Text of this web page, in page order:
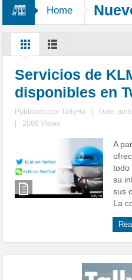
Home
Servicios de
disponibles en
Publicado porTallyHo Date:
2086 Views
A
todo
su
sus
La